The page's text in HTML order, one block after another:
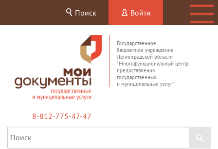
Поиск Войти
Государственное
бюджетное учреждение
Ленинградской области
"Многофункциональный центр
предоставления
государственных
и муниципальных услуг"
8-812-775-47-47